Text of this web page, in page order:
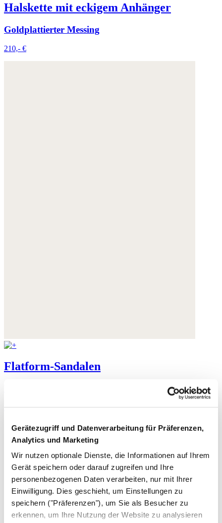
Gerätezugriff und Datenverarbeitung für Präferenzen,
Analytics und Marketing
Wir nutzen optionale Dienste, die Informationen auf Ihrem
Gerät speichern oder darauf zugreifen und Ihre
personenbezogenen Daten verarbeiten, nur mit Ihrer
Einwilligung. Dies geschieht, um Einstellungen zu
speichern ("Präferenzen"), um Sie als Besucher zu
erkennen, um Ihre Nutzung der Website zu analysieren
Halskette mit eckigem Anhänger
Goldplattierter Messing
210,- €
Flatform-Sandalen
185,- €